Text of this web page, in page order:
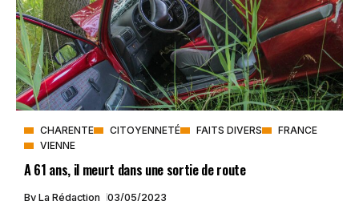
CHARENTE CITOYENNETÉ FAITS DIVERS
FRANCE
VIENNE
A 61 ans, il meurt dans une sortie de route
By La Rédaction 03/05/2023